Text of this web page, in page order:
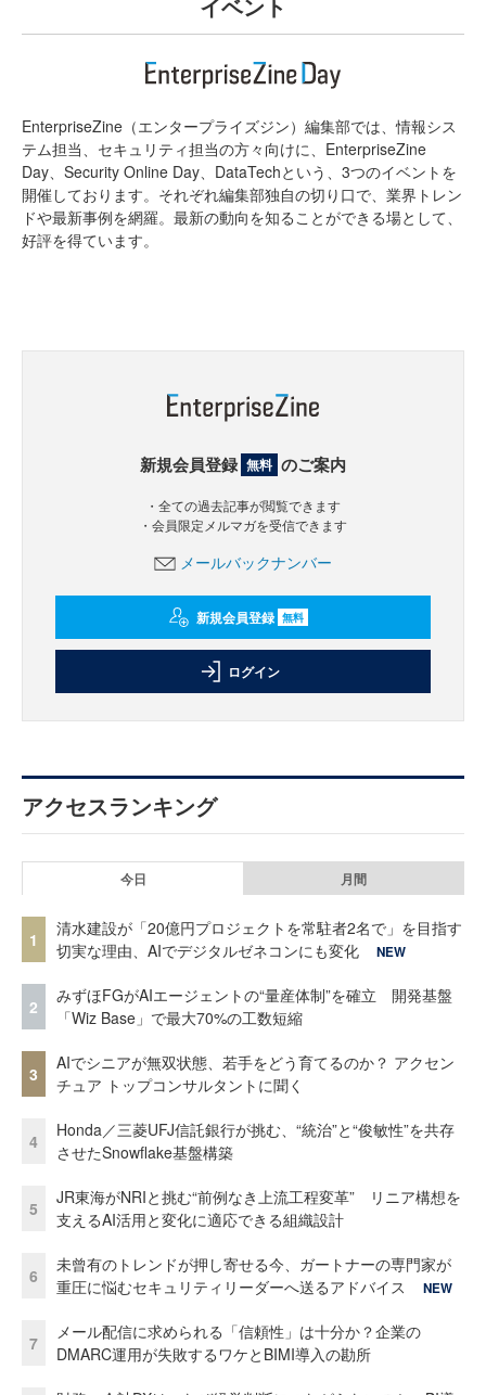
EnterpriseZine（エンタープライズジン）編集部では、情報シス
テム担当、セキュリティ担当の方々向けに、EnterpriseZine
Day、Security Online Day、DataTechという、3つのイベントを
開催しております。それぞれ編集部独自の切り口で、業界トレン
ドや最新事例を網羅。最新の動向を知ることができる場として、
好評を得ています。
新規会員登録 無料 のご案内
・全ての過去記事が閲覧できます
・会員限定メルマガを受信できます
メールバックナンバー
新規会員登録 無料
ログイン
アクセスランキング
今日 月間
1
清水建設が「20億円プロジェクトを常駐者2名で」を目指す
切実な理由、AIでデジタルゼネコンにも変化
NEW
2
みずほFGがAIエージェントの“量産体制”を確立 開発基盤
「Wiz Base」で最大70%の工数短縮
3
AIでシニアが無双状態、若手をどう育てるのか？ アクセン
チュア トップコンサルタントに聞く
4
Honda／三菱UFJ信託銀行が挑む、“統治”と“俊敏性”を共存
させたSnowflake基盤構築
5
JR東海がNRIと挑む“前例なき上流工程変革” リニア構想を
支えるAI活用と変化に適応できる組織設計
6
未曾有のトレンドが押し寄せる今、ガートナーの専門家が
重圧に悩むセキュリティリーダーへ送るアドバイス
NEW
7
メール配信に求められる「信頼性」は十分か？企業の
DMARC運用が失敗するワケとBIMI導入の勘所